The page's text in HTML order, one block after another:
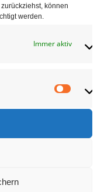
können
werden.
Immer aktiv
, 2017